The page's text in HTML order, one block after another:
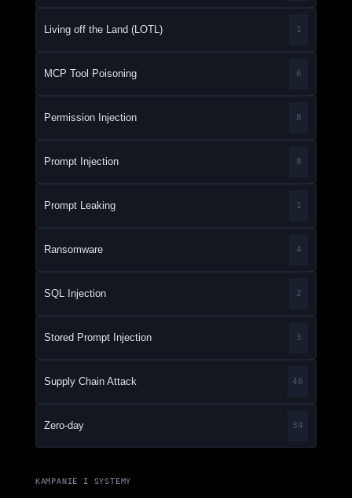
Living off the Land (LOTL) 1
MCP Tool Poisoning 6
Permission Injection 8
Prompt Injection 8
Prompt Leaking 1
Ransomware 4
SQL Injection 2
Stored Prompt Injection 3
Supply Chain Attack 46
Zero-day 34
KAMPANIE I SYSTEMY